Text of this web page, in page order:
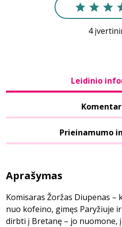
4
Leidinio
Prieinamumo
Aprašymas
Komisaras Žoržas Diupenas –
nuo kofeino, gimęs Paryžiuje
dirbti į Bretanę – jo nuomone,